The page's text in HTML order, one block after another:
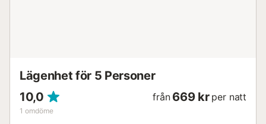
Lägenhet för 5 Personer
10,0
1 omdöme
från 669 kr per natt